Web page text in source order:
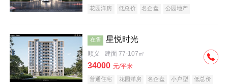
花园洋房 低总价 名企盘 公园地产
在售 星悦时光
顺义 建面 77-107㎡
34000 元/平米
普通住宅 花园洋房 名企盘 小户型 低总价